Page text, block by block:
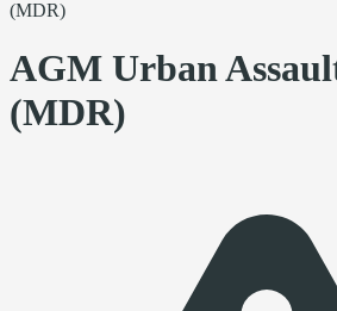
(MDR)
AGM Urban
(MDR)